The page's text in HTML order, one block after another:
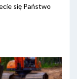
się Państwo